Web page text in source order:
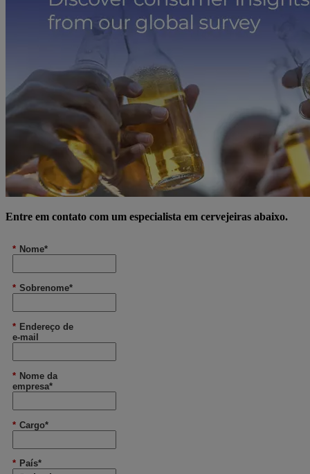
Entre em contato com um especialista em cervejeiras abaixo.
* Nome*
* Sobrenome*
* Endereço de
e-mail
* Nome da
empresa*
* Cargo*
* País*